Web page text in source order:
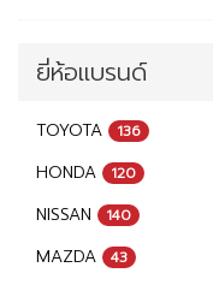
ยี่ห้อแบรนด์
TOYOTA 136
HONDA 120
NISSAN 140
MAZDA 43